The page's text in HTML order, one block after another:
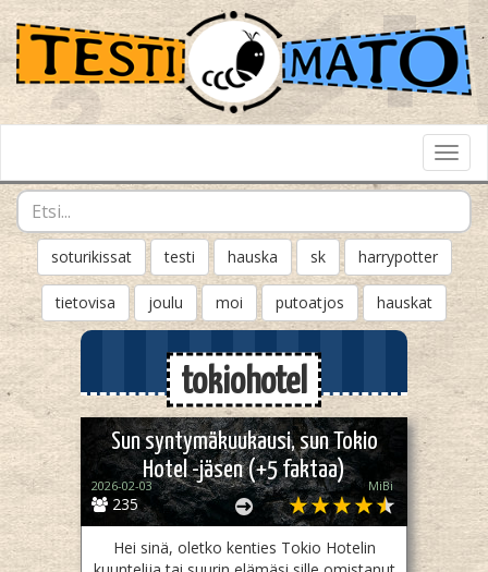
soturikissat testi hauska sk harrypotter
tietovisa joulu moi putoatjos hauskat
tokiohotel
Sun syntymäkuukausi, sun Tokio
Hotel -jäsen (+5 faktaa)
235
2026-02-03 MiBi
Hei sinä, oletko kenties Tokio Hotelin